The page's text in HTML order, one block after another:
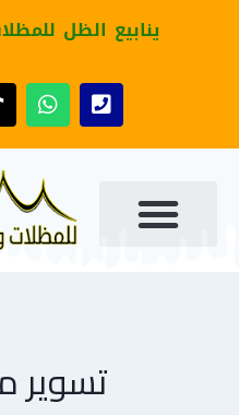
ينابيع الظل
تسوير